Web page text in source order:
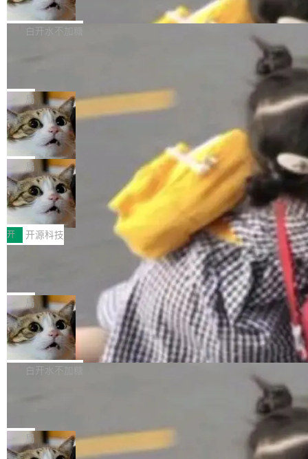
联 加...
经过人工复核，准确度令人满意。这一方法也为
社区爱好者提供了高效跟踪新版本的思路。
他宣布了一个新消息：从 2026 年 8 月 1 日起，
他可以全职维护 libexpat 了，最长 6 个月。发
库之一。你的操作系统、浏览器、无数的基础设
施软件，很可能都在用它。而过去十年，维护它
的人一直在用业余...
Firefox 153.0.3 现已发布，具体更新内容如
下： New Smart Window 包含多项增强功能：
gi?id=2019042">Bug&nbsp;2019042</a>）</l
i> <li>现在，助手可以直接使用 Exa 的网络搜索
结果回答问题，而无需将问题转交给搜索引擎。
（<a href="https://bugzilla.mozilla.org/show_
bug.cgi?id=204...
白开水不加糖
的 npm 包。项目的核心论点是：容器不适合 Ag
ent 计算。真正适合的，是 Isolate。 Cloudflare
工程师在这件事上没什么可谦虚的——他们用 W
orkers 跑了十年 Isolate。用 CEO Matthew Pri
nce 的话说：「我们一生都在用 Isolate 运行代
码，而 AI Agent 不需要容器，它们需要的是 Iso
late。」 容器为什么不合适 容器的问题在于启动
和销毁都太重了。一个 Agent 要执行的任务可能
只需要几毫秒的 CPU 时间，但容器从冷启动到
就绪要花数秒。如果未来有十...
局
OpenAI 公开邮件和聊天记录回应苹果
诉讼，称“Apple is getting this wron
g”
上个月，苹果一纸诉状把 OpenAI 告上法庭，指
控其挖角苹果前员工并窃取商业秘密。苹果的诉
状把 OpenAI 描述成一个系统性地从前东家挖
人、套取机密信息的对手。 OpenAI 没发律师
函，也没选择庭外沉默。它在官网贴了一篇博
文，标题只有六个字：Apple is getting this wro
ng。 然后，它把邮件往来和 iMessage 聊天记
录全贴了出来。 他发错人了 苹果外部律师 Gabr
iel Gross 来自 Weil 律所，2 月 23 日下午 5:53
给 OpenAI 总法律顾问 Che Chang 发了封邮
件，附了一封长信，要求 OpenAI 配合调查前苹
果员工带走机密信...
局
HUAWEI MatePad Edge上架WorkBu
ddy鸿蒙PC版，说话就能干活的AI办公
搭子
全能AI工作台WorkBuddy鸿蒙PC版上架HUAWE
I MatePad Edge应用市场，直接下载即可使
用，与鸿蒙电脑上的体验一致。值得一提的是，
这是目前市面上唯一支持平板接入WorkBuddy P
C版的产品，搭载“人机双写”重磅功能——你写
你的，AI写AI的，同屏协作互不干扰。一句话让
AI帮你干活，现在开启全新体验！ 温馨提示：
体验WorkBuddy鸿蒙PC版前，请将 HUAWEI M
atePad Edge 升级至 HarmonyOS 6.1.0.135S
P9 patch03及以上版本。 *升级路径：设置 > 搜
开 开源科技
FFmpeg 9.0 发布：代号“Lei”，以此纪
全球知名开源多媒体框架 FFmpeg 今天正式发
布了 9.0 版本。这个版本除了带来新一代音视频
处理能力和硬件加速支持之外，还有一个特殊之
处：FFmpeg 9.0 的代号是“Lei”。 这个名字，
来自中国开发者雷霄骅（Lei Xiaohua）。 对于
很多中国音视频开发者而言，这个名字并不陌
“启蒙老师”。 而今年，恰好是雷霄骅离世十周
年。FFmpeg 社区最终选择用一个大版本的名
局
亚马逊成本失控：AI 写代码烧掉 1215
万元，超预算 860%
外媒近日曝光了亚马逊的多份内部报告显示，AI
导致公司在多个项目上超支。《金融时报》报道
编写程序，目标是完成电商平台作者信息与商品
列表的数据匹配 —— 一项常规的数据处理任
白开水不加糖
e CEO Clément Delangue 在 CNBC 的采访里
没有拐弯抹角。他说中国正在赢得 AI 竞赛，而
局